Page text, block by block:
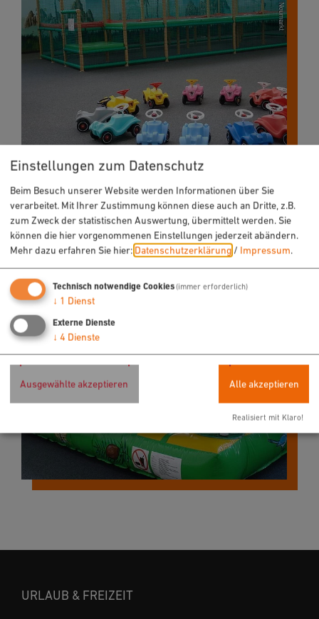
URLAUB & FREIZEIT
Einstellungen zum Datenschutz
Beim Besuch unserer Website werden Informationen über Sie
verarbeitet. Mit Ihrer Zustimmung können diese auch an Dritte, z.B.
zum Zweck der statistischen Auswertung, übermittelt werden. Sie
können die hier vorgenommenen Einstellungen jederzeit abändern.
Mehr dazu erfahren Sie hier:Datenschutzerklärung / Impressum.
Technisch notwendige Cookies(immer erforderlich)
↓ 1 Dienst
Externe Dienste
↓ 4 Dienste
Ausgewählte akzeptieren Alle akzeptieren
Realisiert mit Klaro!